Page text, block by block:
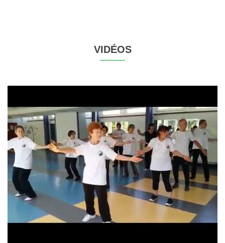
VIDÉOS